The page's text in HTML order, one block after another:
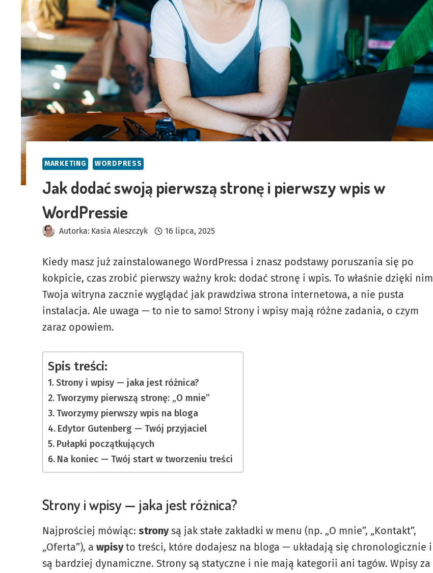
MARKETING WORDPRESS
Jak dodać swoją pierwszą stronę i pierwszy wpis w
WordPressie
Autorka: Kasia Aleszczyk 16 lipca, 2025
Kiedy masz już zainstalowanego WordPressa i znasz podstawy poruszania się po
kokpicie, czas zrobić pierwszy ważny krok: dodać stronę i wpis. To właśnie dzięki nim
Twoja witryna zacznie wyglądać jak prawdziwa strona internetowa, a nie pusta
instalacja. Ale uwaga — to nie to samo! Strony i wpisy mają różne zadania, o czym
zaraz opowiem.
Spis treści:
Strony i wpisy — jaka jest różnica?
Tworzymy pierwszą stronę: „O mnie”
Tworzymy pierwszy wpis na bloga
Edytor Gutenberg — Twój przyjaciel
Pułapki początkujących
Na koniec — Twój start w tworzeniu treści
Strony i wpisy — jaka jest różnica?
Najprościej mówiąc: stronysą jak stałe zakładki w menu (np. „O mnie”, „Kontakt”,
„Oferta”), a wpisyto treści, które dodajesz na bloga — układają się chronologicznie i
są bardziej dynamiczne. Strony są statyczne i nie mają kategorii ani tagów. Wpisy za